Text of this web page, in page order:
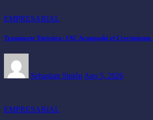
EMPRESARIAL
Transporte Turístico: JAC Acompañó el Crecimiento
Sebastian Sipión Ago 5, 2026
EMPRESARIAL